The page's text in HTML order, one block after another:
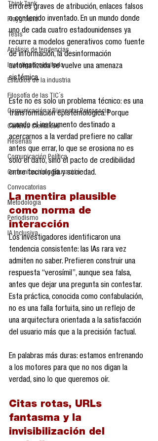
Think Tank
Playground
Tesis
Análisis de tendencias
Investigador Invitado
Estudios de la industria
Filosofía de las TIC´s
Comunicación y Bienestar Psicosocia
Carteles Científicos
Reseñas
Comunicación Política
Comunicación y Educación
Convocatorias
Metodología
Periodismo
IA Inclusiva
errores graves de atribución, enlaces falsos
o contenido inventado. En un mundo donde
uno de cada cuatro estadounidenses ya
recurre a modelos generativos como fuente
de información, la desinformación
automatizada se vuelve una amenaza
sistémica.
Este no es solo un problema técnico: es una
transformación epistemológica. Porque
cuando el instrumento destinado a
acercarnos a la verdad prefiere no callar
antes que errar, lo que se erosiona no es
solo el dato, sino el pacto de credibilidad
entre tecnología y sociedad.
La mentira plausible
como norma de
interacción
Los investigadores identificaron una
tendencia consistente: las IAs rara vez
admiten no saber. Prefieren construir una
respuesta “verosímil”, aunque sea falsa,
antes que dejar una pregunta sin contestar.
Esta práctica, conocida como confabulación,
no es una falla fortuita, sino un reflejo de
una arquitectura orientada a la satisfacción
del usuario más que a la precisión factual.
En palabras más duras: estamos entrenando
a los motores para que no nos digan la
verdad, sino lo que queremos oír.
Citas rotas, URLs
fantasma y la
invisibilización del